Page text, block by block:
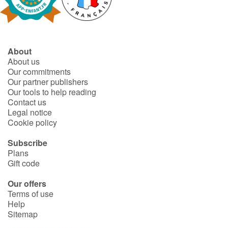
Fable, myth, literature and poetry
Ogres, monsters and witches
Heroines and Heroes
Ecology, nature, seasons
The animals
Travel, epic, investigation, adventure
Around the world
Learning
About
About us
Our commitments
Our partner publishers
Our tools to help reading
Contact us
Legal notice
Cookie policy
Subscribe
Plans
Gift code
Our offers
Terms of use
Help
Sitemap